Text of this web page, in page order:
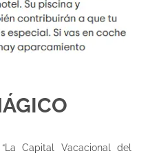
Capital Vacacional del